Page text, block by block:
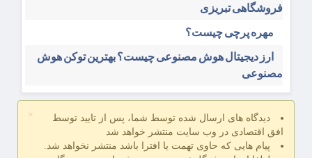
فروشگاهی تبریزی
مهره پرچی چیست؟
ارز دیجیتال هوش مصنوعی چیست؟ بهترین توکن هوش
مصنوعی
×
دیدگاه های ارسال شده توسط شما، پس از تایید توسط
افق اقتصادی در وب سایت منتشر خواهد شد
پیام هایی که حاوی تهمت یا افترا باشد منتشر نخواهد شد.